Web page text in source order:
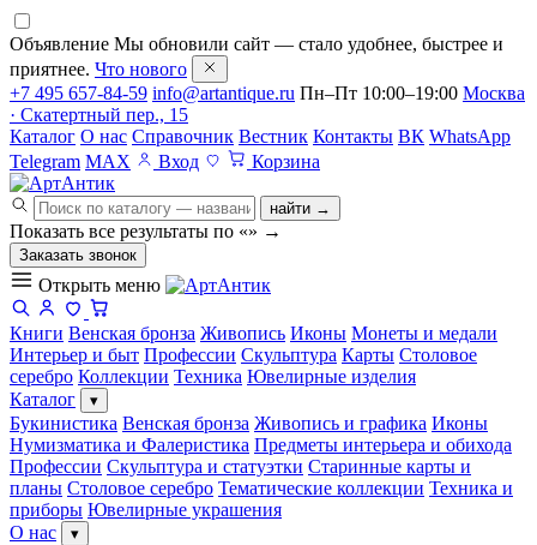
Объявление Мы обновили сайт — стало удобнее, быстрее и
приятнее. Что нового
+7 495 657-84-59 info@artantique.ru Пн–Пт 10:00–19:00 Москва
· Скатертный пер., 15
Каталог О нас Справочник Вестник Контакты ВК WhatsApp
Telegram MAX Вход Корзина
найти →
Показать все результаты по «» →
Заказать звонок
Открыть меню
Книги Венская бронза Живопись Иконы Монеты и медали
Интерьер и быт Профессии Скульптура Карты Столовое
серебро Коллекции Техника Ювелирные изделия
Каталог
▾
Букинистика Венская бронза Живопись и графика Иконы
Нумизматика и Фалеристика Предметы интерьера и обихода
Профессии Скульптура и статуэтки Старинные карты и
планы Столовое серебро Тематические коллекции Техника и
приборы Ювелирные украшения
О нас
▾